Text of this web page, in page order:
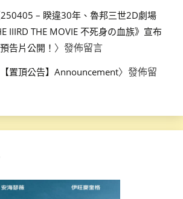
250405 – 睽違30年、魯邦三世2D劇場
IIIRD THE MOVIE 不死身の血族》宣布
告片公開！ 〉發佈留言
【置頂公告】Announcement〉發佈留